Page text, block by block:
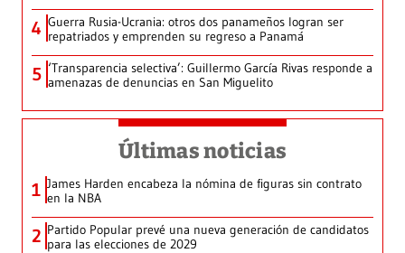
4 Guerra Rusia-Ucrania: otros dos panameños logran ser
repatriados y emprenden su regreso a Panamá
5 ‘Transparencia selectiva’: Guillermo García Rivas responde a
amenazas de denuncias en San Miguelito
Últimas noticias
1 James Harden encabeza la nómina de figuras sin contrato
en la NBA
2 Partido Popular prevé una nueva generación de candidatos
para las elecciones de 2029